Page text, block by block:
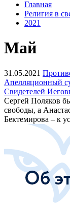
Главная
Религия в
2021
Май
31.05.2021
Апелляционный
Свидетелей
Сергей Поляков
свободы, а
Бектемирова – к